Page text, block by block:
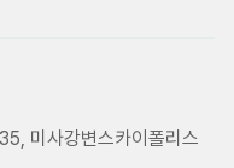
미사강변스카이폴리스